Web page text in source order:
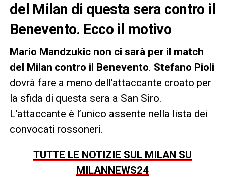
del Milan di questa sera contro il
Benevento. Ecco il motivo
Mario Mandzukic non ci sarà per il match
del Milan contro il Benevento. Stefano Pioli
dovrà fare a meno dell’attaccante croato per
la sfida di questa sera a San Siro.
L’attaccante è l’unico assente nella lista dei
convocati rossoneri.
TUTTE LE NOTIZIE SUL MILAN SU
MILANNEWS24